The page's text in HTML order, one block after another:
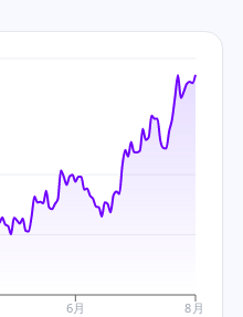
6月 8月